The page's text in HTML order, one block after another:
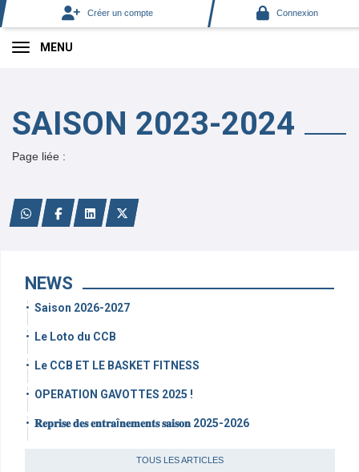
Créer un compte Connexion
MENU
SAISON 2023-2024
Page liée :
WE 23/09
NEWS
Saison 2026-2027
Le Loto du CCB
Le CCB ET LE BASKET FITNESS
OPERATION GAVOTTES 2025 !
𝐑𝐞𝐩𝐫𝐢𝐬𝐞 𝐝𝐞𝐬 𝐞𝐧𝐭𝐫𝐚î𝐧𝐞𝐦𝐞𝐧𝐭𝐬 𝐬𝐚𝐢𝐬𝐨𝐧 2025-2026
TOUS LES ARTICLES
Panneau de gestion des cookies